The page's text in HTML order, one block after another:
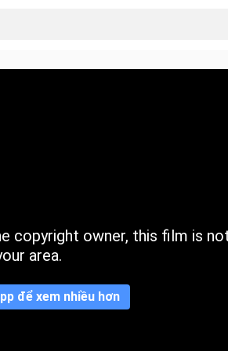
copyright owner, this film is
area.
để xem nhiều hơn